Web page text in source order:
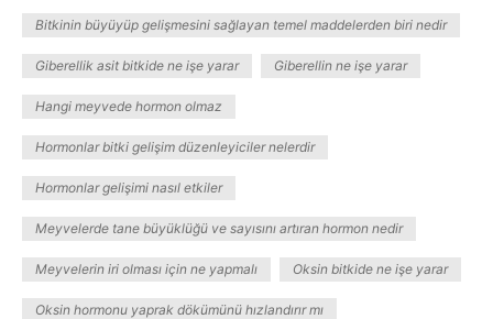
Bitkinin büyüyüp gelişmesini sağlayan temel maddelerden biri nedir
Giberellik asit bitkide ne işe yarar Giberellin ne işe yarar
Hangi meyvede hormon olmaz
Hormonlar bitki gelişim düzenleyiciler nelerdir
Hormonlar gelişimi nasıl etkiler
Meyvelerde tane büyüklüğü ve sayısını artıran hormon nedir
Meyvelerin iri olması için ne yapmalı Oksin bitkide ne işe yarar
Oksin hormonu yaprak dökümünü hızlandırır mı